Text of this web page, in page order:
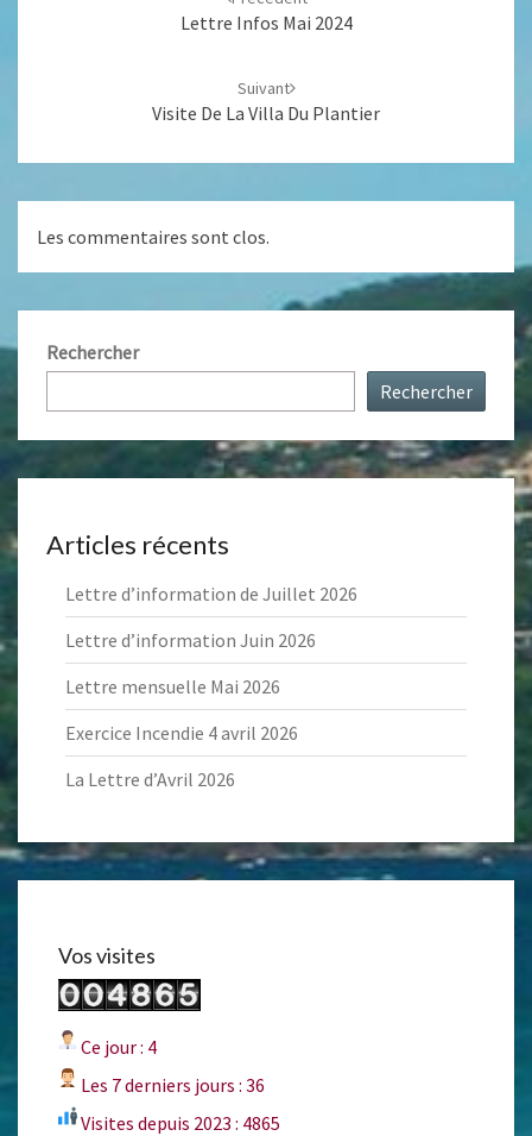
Lettre Infos Mai 2024
Suivant
Visite De La Villa Du Plantier
Les commentaires sont clos.
Rechercher
Rechercher
Articles récents
Lettre d’information de Juillet 2026
Lettre d’information Juin 2026
Lettre mensuelle Mai 2026
Exercice Incendie 4 avril 2026
La Lettre d’Avril 2026
Vos visites
Ce jour : 4
Les 7 derniers jours : 36
Visites depuis 2023 : 4865